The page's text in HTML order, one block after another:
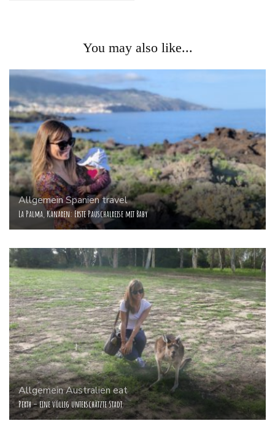
You may also like...
AllgemeinSpanientravel
La Palma, Kanaren: Erste Pauschalreise mit Baby
AllgemeinAustralieneat
Perth – eine völlig unterschätzte Stadt